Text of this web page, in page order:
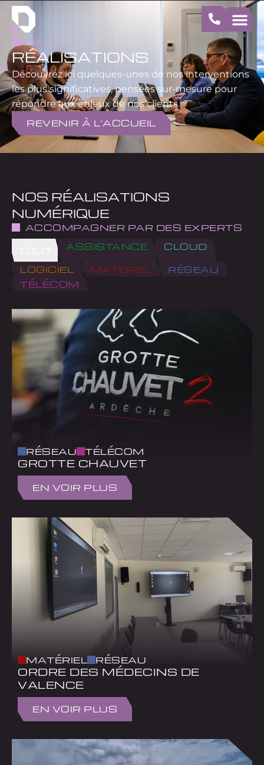
DAMI
RÉALISATIONS
Découvrez ici quelques-unes de nos interventions
les plus significatives, pensées sur-mesure pour
répondre aux enjeux de nos clients.
REVENIR À L'ACCUEIL
NOS RÉALISATIONS
NUMÉRIQUE
ACCOMPAGNER PAR DES EXPERTS
ASSISTANCE
CLOUD
LOGICIEL
MATÉRIEL
RÉSEAU
TÉLÉCOM
RÉSEAU TÉLÉCOM
GROTTE CHAUVET
EN VOIR PLUS
MATÉRIEL RÉSEAU
ORDRE DES MÉDECINS DE
VALENCE
EN VOIR PLUS